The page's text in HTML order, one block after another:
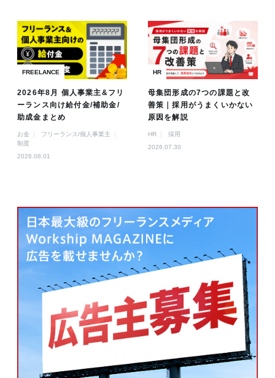
FREELANCE
2026年8月 個人事業主&フリ
ーランス向け給付金/補助金/
助成金まとめ
お金
フリーランス/個人事業主
制度
2026.08.01
HR
母集団形成の7つの課題と改
善策｜採用がうまくいかない
原因を解説
HR
採用
2026.07.30